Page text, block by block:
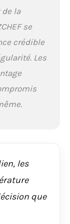
et à
du
vous
5°C par
et
de
étape
qui
la
se
crédible
Les
les
que